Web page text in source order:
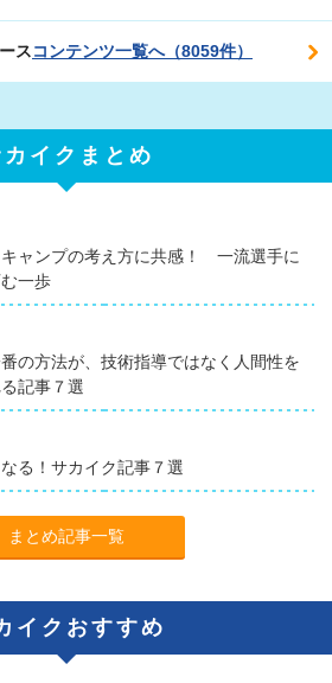
スコンテンツ一覧へ（8059件）
カイクまとめ
ャンプの考え方に共感！ 一流選手に
一歩
の方法が、技術指導ではなく人間性を
記事７選
る！サカイク記事７選
まとめ記事一覧
イクおすすめ